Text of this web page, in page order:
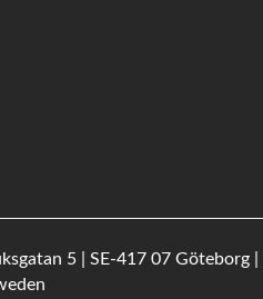
5 | SE-417 07 Göteborg |